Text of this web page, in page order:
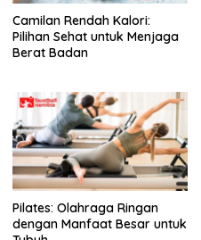
Camilan Rendah Kalori:
Pilihan Sehat untuk Menjaga
Berat Badan
Pilates: Olahraga Ringan
dengan Manfaat Besar untuk